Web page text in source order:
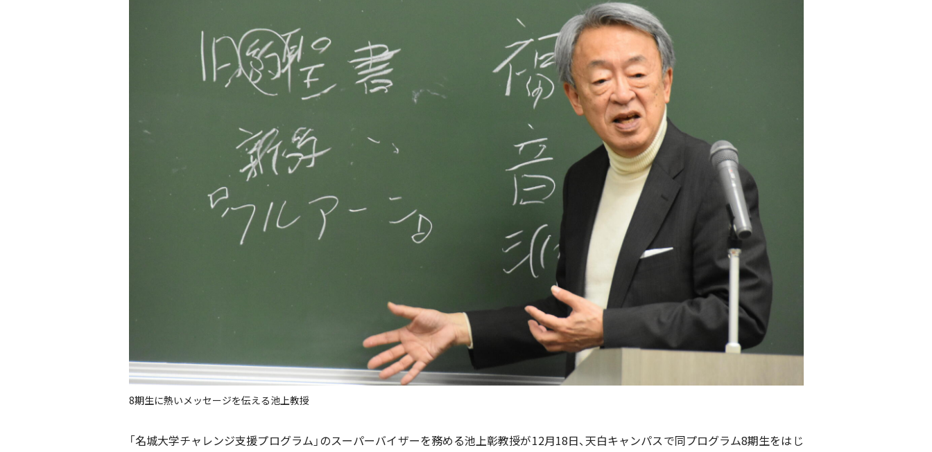
8期生に熱いメッセージを伝える池上教授
「名城大学チャレンジ支援プログラム」のスーパーバイザーを務める池上彰教授が12月18日、天白キャンパスで同プログラム8期生をはじ